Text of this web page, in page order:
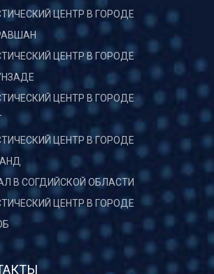
ЦЕНТР В ГОРОДЕ
ЦЕНТР В ГОРОДЕ
ЦЕНТР В ГОРОДЕ
ЦЕНТР В ГОРОДЕ
В СОГДИЙСКОЙ ОБЛАСТИ
ЦЕНТР В ГОРОДЕ